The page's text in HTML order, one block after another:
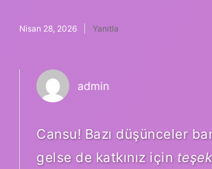
Nisan 28, 2026 Yanıtla
admin
Cansu! Bazı düşünceler
gelse de katkınız için